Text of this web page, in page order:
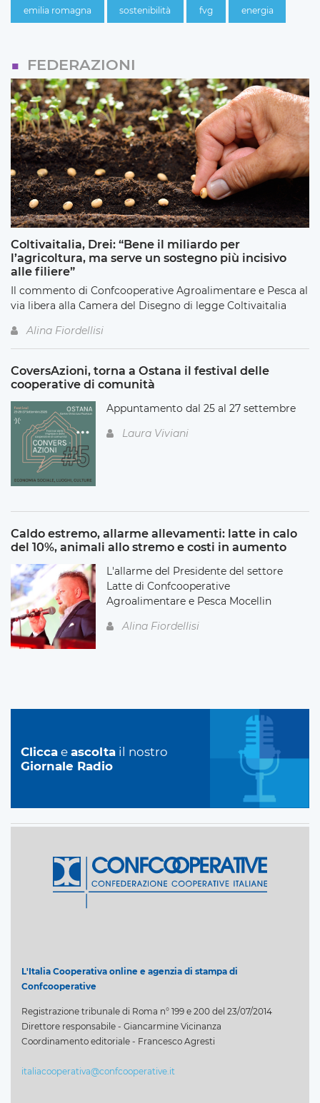
emilia romagna sostenibilità fvg energia
FEDERAZIONI
Coltivaitalia, Drei: “Bene il miliardo per
l’agricoltura, ma serve un sostegno più incisivo
alle filiere”
Il commento di Confcooperative Agroalimentare e Pesca al
via libera alla Camera del Disegno di legge Coltivaitalia
Alina Fiordellisi
CoversAzioni, torna a Ostana il festival delle
cooperative di comunità
Appuntamento dal 25 al 27 settembre
Laura Viviani
Caldo estremo, allarme allevamenti: latte in calo
del 10%, animali allo stremo e costi in aumento
L'allarme del Presidente del settore
Latte di Confcooperative
Agroalimentare e Pesca Mocellin
Alina Fiordellisi
Clicca e ascolta il nostro
Giornale Radio
L'Italia Cooperativa online e agenzia di stampa di
Confcooperative
Registrazione tribunale di Roma n° 199 e 200 del 23/07/2014
Direttore responsabile - Giancarmine Vicinanza
Coordinamento editoriale - Francesco Agresti
italiacooperativa@confcooperative.it